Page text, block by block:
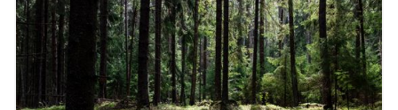
ensimmäinen kerta, kun Suomen tasavallan
presidentti osallistuu G20-maiden huippukokoukseen.
Kutsun kokoukseen presidentti Stubbille esitti Etelä-
Afrikan